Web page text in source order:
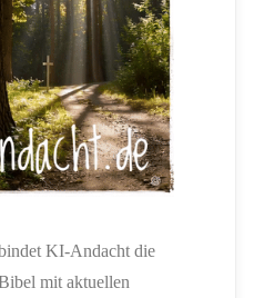
KI-Andacht die
mit aktuellen